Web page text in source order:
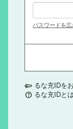
パスワードを
key るな充IDを
help るな充IDと